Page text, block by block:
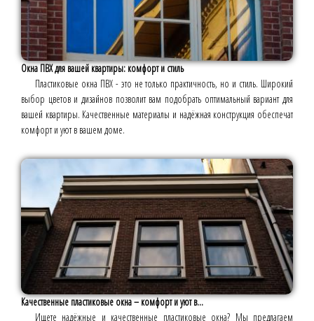
Окна ПВХ для вашей квартиры: комфорт и стиль
Пластиковые окна ПВХ - это не только практичность, но и стиль. Широкий
выбор цветов и дизайнов позволит вам подобрать оптимальный вариант для
вашей квартиры. Качественные материалы и надёжная конструкция обеспечат
комфорт и уют в вашем доме.
Качественные пластиковые окна – комфорт и уют в...
Ищете надёжные и качественные пластиковые окна? Мы предлагаем